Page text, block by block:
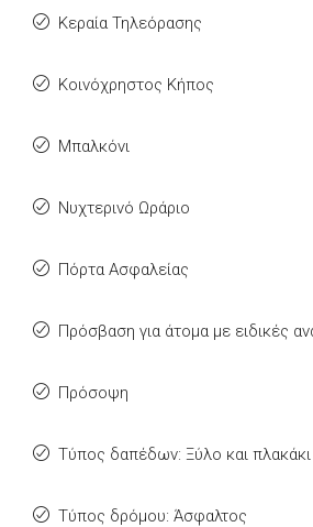
Κεραία Τηλεόρασης
Κοινόχρηστος Κήπος
Μπαλκόνι
Νυχτερινό Ωράριο
Πόρτα Ασφαλείας
Πρόσβαση για άτομα με ειδικές
Πρόσοψη
Τύπος δαπέδων: Ξύλο και πλακάκι
Τύπος δρόμου: Άσφαλτος